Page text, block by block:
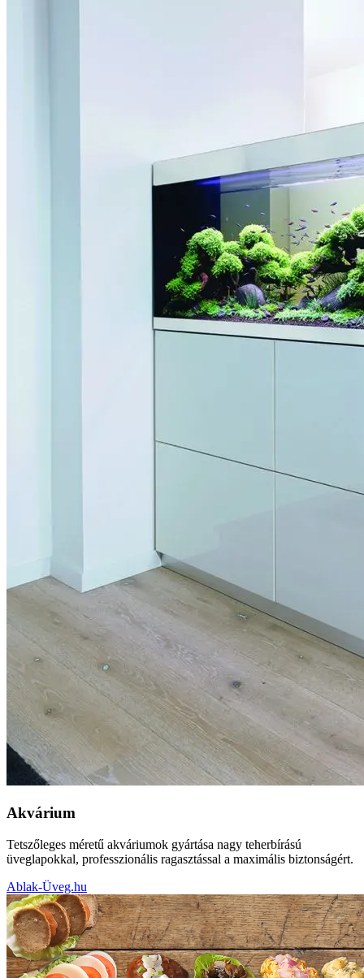
Akvárium
Tetszőleges méretű akváriumok gyártása nagy teherbírású
üveglapokkal, professzionális ragasztással a maximális biztonságért.
Ablak-Üveg.hu